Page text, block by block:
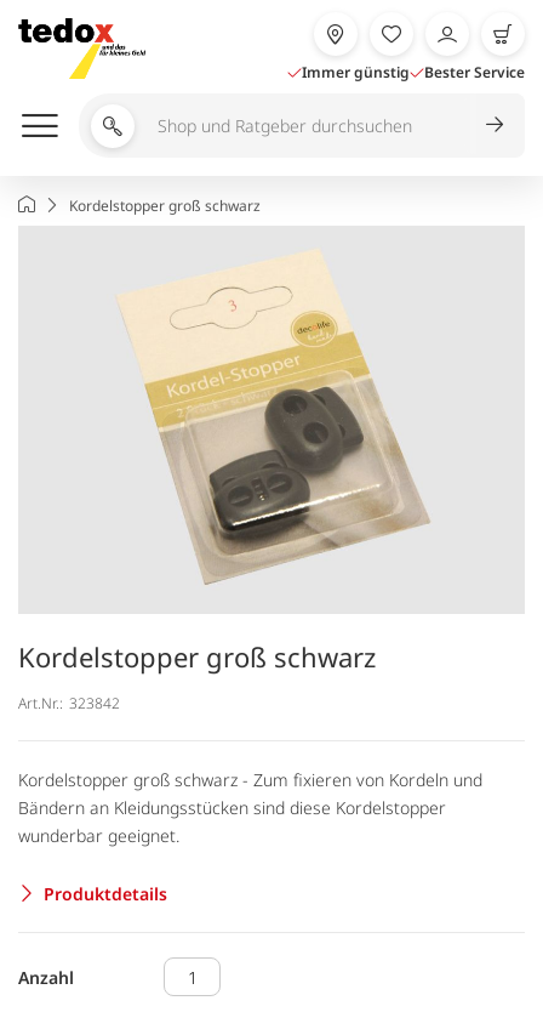
Inhalt
springen
Immer günstig Bester Service
Shop
durchsuchen
StartseiteKordelstopper groß schwarz
Kordelstopper groß schwarz
Art.Nr.: 323842
Kordelstopper groß schwarz - Zum fixieren von Kordeln und
Bändern an Kleidungsstücken sind diese Kordelstopper
wunderbar geeignet.
Produktdetails
Anzahl